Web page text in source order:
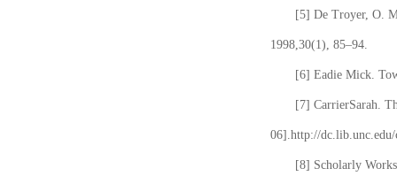
[5] De Troyer, O.
1998,30(1), 85–94.
[6] Eadie Mick.
[7] CarrierSarah.
06].http://
[8] Scholarly